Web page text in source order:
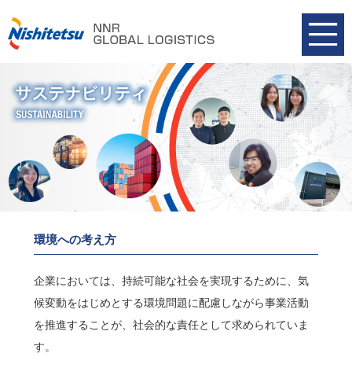
環境への考え方
企業においては、持続可能な社会を実現するために、気
候変動をはじめとする環境問題に配慮しながら事業活動
を推進することが、社会的な責任として求められていま
す。